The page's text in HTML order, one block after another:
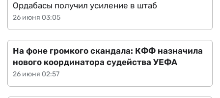
26 июня 03:05
Ордабасы получил усиление в штаб
26 июня 02:57
На фоне громкого скандала: КФФ назначила
нового координатора судейства УЕФА